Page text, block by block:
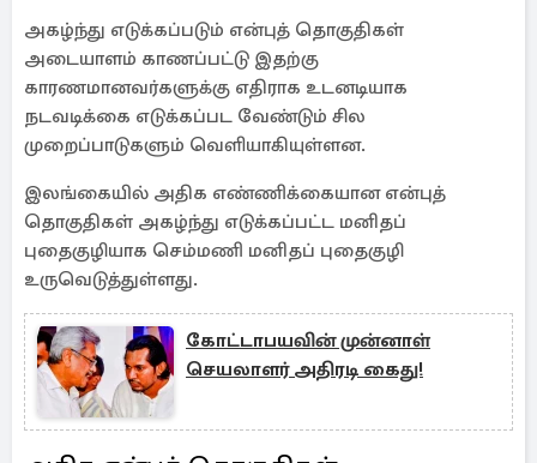
அகழ்ந்து எடுக்கப்படும் என்புத் தொகுதிகள்
அடையாளம் காணப்பட்டு இதற்கு
காரணமானவர்களுக்கு எதிராக உடனடியாக
நடவடிக்கை எடுக்கப்பட வேண்டும் சில
முறைப்பாடுகளும் வெளியாகியுள்ளன.
இலங்கையில் அதிக எண்ணிக்கையான என்புத்
தொகுதிகள் அகழ்ந்து எடுக்கப்பட்ட மனிதப்
புதைகுழியாக செம்மணி மனிதப் புதைகுழி
உருவெடுத்துள்ளது.
கோட்டாபயவின் முன்னாள்
செயலாளர் அதிரடி கைது!